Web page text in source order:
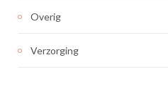
Overig
Verzorging